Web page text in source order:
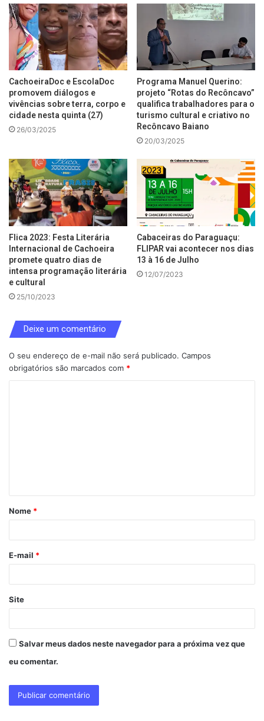
CachoeiraDoc e EscolaDoc
promovem diálogos e
vivências sobre terra, corpo e
cidade nesta quinta (27)
26/03/2025
Programa Manuel Querino:
projeto “Rotas do Recôncavo”
qualifica trabalhadores para o
turismo cultural e criativo no
Recôncavo Baiano
20/03/2025
Flica 2023: Festa Literária
Internacional de Cachoeira
promete quatro dias de
intensa programação literária
e cultural
25/10/2023
Cabaceiras do Paraguaçu:
FLIPAR vai acontecer nos dias
13 à 16 de Julho
12/07/2023
Deixe um comentário
O seu endereço de e-mail não será publicado. Campos
obrigatórios são marcados com *
á
r
*
Nome *
E-mail *
Site
Salvar meus dados neste navegador para a próxima vez que
eu comentar.